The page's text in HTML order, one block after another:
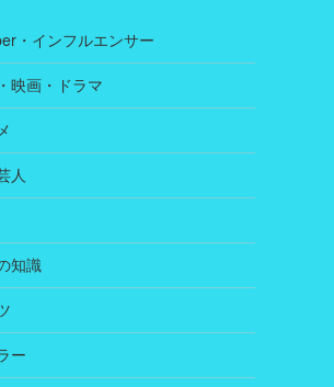
・インフルエンサー
映画・ドラマ
人
知識
ー